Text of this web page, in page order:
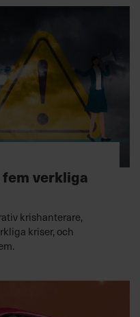
verkliga
krishanterare,
kriser, och